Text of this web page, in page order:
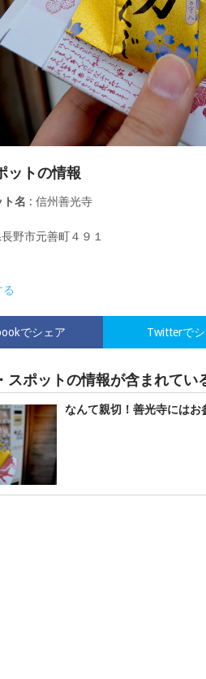
ットの情報
ト名 : 信州善光寺
野市元善町４９１
でシェア Twitterで
スポットの情報が含まれてい
なんて親切！善光寺にはお